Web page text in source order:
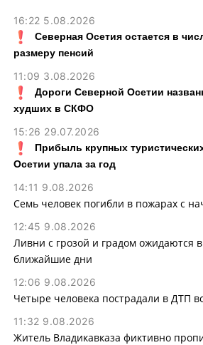
16:22 5.08.2026
Северная Осетия остается в
размеру пенсий
11:09 3.08.2026
Дороги Северной Осетии
худших в СКФО
15:26 29.07.2026
Прибыль крупных
Осетии упала за год
14:11 9.08.2026
Семь человек погибли в пожарах с
12:45 9.08.2026
Ливни с грозой и градом ожидаются
ближайшие дни
12:06 9.08.2026
Четыре человека пострадали в ДТП
11:32 9.08.2026
Житель Владикавказа фиктивно